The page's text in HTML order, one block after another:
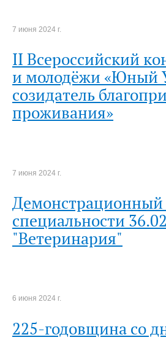
7 июня 2024 г.
II Всероссийский
и молодёжи «Юный
созидатель
проживания»
7 июня 2024 г.
Демонстрационный
специальности
"Ветеринария"
6 июня 2024 г.
225-годовщина со